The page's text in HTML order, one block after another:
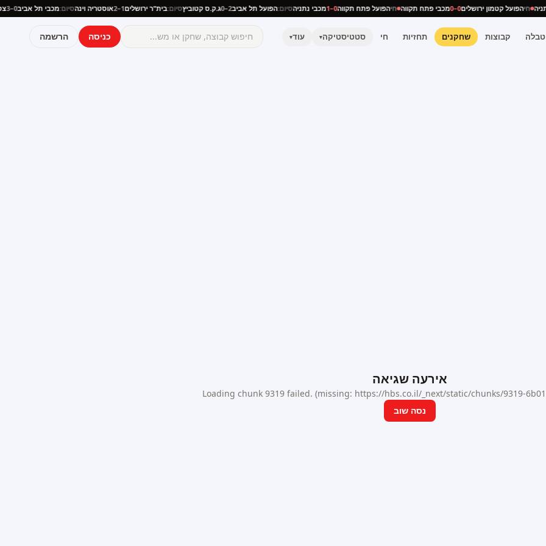
נתניה חיהפועל קטמון ירושלים0–0 מכבי פתח תקווה חיהפועל פתח תקווה0–1 מכבי נתניהסיום:הפועל תל אביב2–0 ג.ק.ס קטוביץסיום:בית"ר ירושלים1–2 אוסטריה וינהסיום:מכבי תל אביב0–3
טבלה קבוצות שחקנים תחזיות חי סטטיסטיקה▾ עוד▾ כניסה הרשמה
אירעה שגיאה
Loading chunk 9319 failed. (missing: https://hbs.co.il/_next/static/chunks/9319-
נסה שוב